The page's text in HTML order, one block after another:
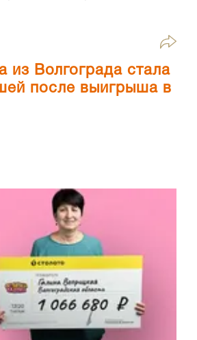
из Волгограда стала
после выигрыша в